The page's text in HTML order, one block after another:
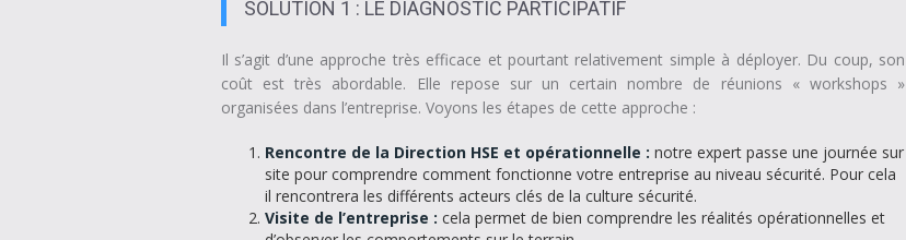
SOLUTION 1 : LE DIAGNOSTIC PARTICIPATIF
Il s’agit d’une approche très efficace et pourtant relativement simple à déployer. Du coup, son
coût est très abordable. Elle repose sur un certain nombre de réunions « workshops »
organisées dans l’entreprise. Voyons les étapes de cette approche :
Rencontre de la Direction HSE et opérationnelle : notre expert passe une journée sur
site pour comprendre comment fonctionne votre entreprise au niveau sécurité. Pour cela
il rencontrera les différents acteurs clés de la culture sécurité.
Visite de l’entreprise : cela permet de bien comprendre les réalités opérationnelles et